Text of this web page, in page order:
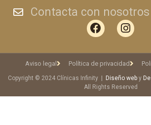
Contacta con nosotros
Copyright © 2024 Clínicas Infinity | Diseño web y
All Rights Reserved
Aviso legal Política de privacidad